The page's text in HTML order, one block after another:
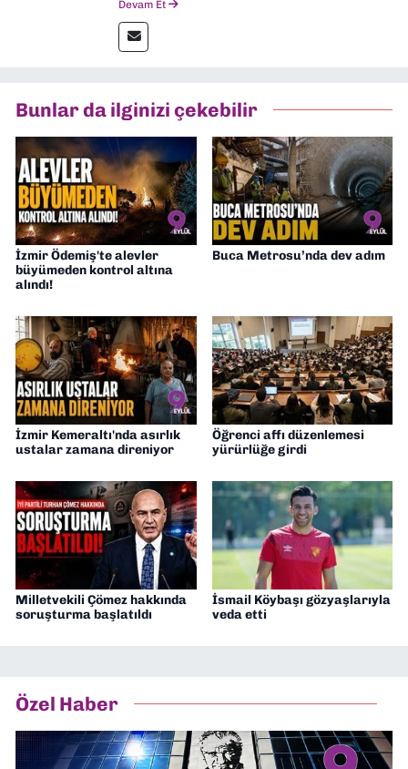
muhabir, editör, müdür yardımcısı ve spor
müdürü olarak görev yaptım. Ayrıca Yeni
Gazetesi'nde editörlük yapıyorum
Devam Et
Bunlar da ilginizi çekebilir
İzmir Ödemiş'te alevler
büyümeden kontrol altına
alındı!
Buca Metrosu’nda dev adım
İzmir Kemeraltı'nda asırlık
ustalar zamana direniyor
Öğrenci affı düzenlemesi
yürürlüğe girdi
Milletvekili Çömez hakkında
soruşturma başlatıldı
İsmail Köybaşı gözyaşlarıyla
veda etti
Özel Haber